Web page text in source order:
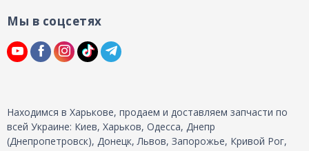
Мы в соцсетях
Находимся в Харькове, продаем и доставляем запчасти по
всей Украине: Киев, Харьков, Одесса, Днепр
(Днепропетровск), Донецк, Львов, Запорожье, Кривой Рог,